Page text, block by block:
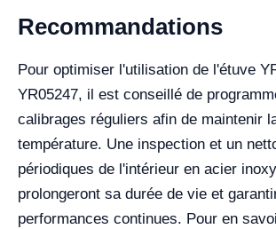
Recommandations
Pour optimiser l'utilisation de l'étuve
YR05247, il est conseillé de
calibrages réguliers afin de maintenir
température. Une inspection et un
périodiques de l'intérieur en acier
prolongeront sa durée de vie et
performances continues. Pour en